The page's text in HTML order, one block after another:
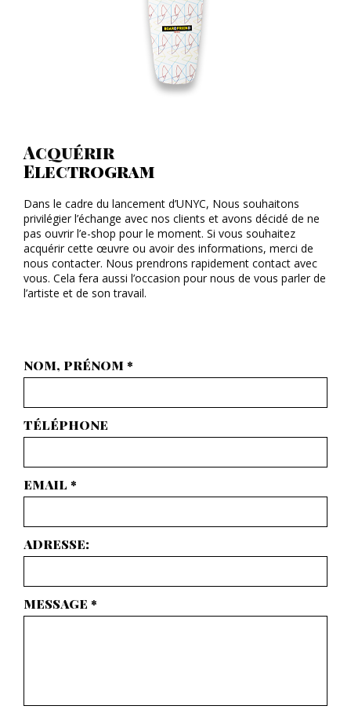
Acquérir
Electrogram
Dans le cadre du lancement d’UNYC, Nous souhaitons
privilégier l’échange avec nos clients et avons décidé de ne
pas ouvrir l’e-shop pour le moment. Si vous souhaitez
acquérir cette œuvre ou avoir des informations, merci de
nous contacter. Nous prendrons rapidement contact avec
vous. Cela fera aussi l’occasion pour nous de vous parler de
l’artiste et de son travail.
NOM, PRÉNOM *
TÉLÉPHONE
EMAIL *
ADRESSE:
MESSAGE *